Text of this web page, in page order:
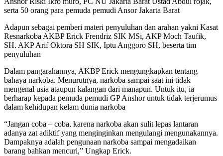
serta 50 orang para pemuda pemudi Ansor Jakarta Barat
Adapun sebagai pemberi materi penyuluhan dan arahan yakni Kasat
Resnarkoba AKBP Erick Frendriz SIK MSi, AKP Moch Taufik,
SH. AKP Arif Oktora SH SIK, Iptu Anggoro SH, beserta tim
penyuluhan
Dalam pangarahannya, AKBP Erick mengungkapkan tentang
bahaya narkoba. Menurutnya, narkoba sampai saat ini tidak
mengenal usia ataupun kalangan dari manapun. Untuk itu, ia
berharap kepada pemuda pemudi GP Anshor untuk tidak terjerumus
dalam kehidupan kelam dunia narkoba
“Jangan coba – coba, karena narkoba akan sulit lepas lantaran
adanya zat adiktif yang menginginkan mengulangi mengunakannya.
Dampaknya adalah pengunaan narkoba sampai mengadaikan
barang bahkan mencuri,” Ungkap Erick.